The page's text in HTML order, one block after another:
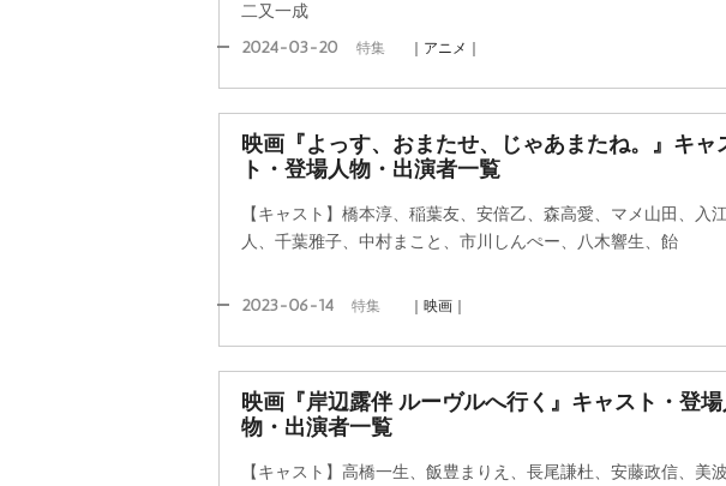
二又一成
2024-03-20 特集 ｜アニメ｜
映画『よっす、おまたせ、じゃあまたね。』キャ
ト・登場人物・出演者一覧
【キャスト】橋本淳、稲葉友、安倍乙、森高愛、マメ山田、入
人、千葉雅子、中村まこと、市川しんぺー、八木響生、飴
2023-06-14 特集 ｜映画｜
映画『岸辺露伴 ルーヴルへ行く』キャスト・登場
物・出演者一覧
【キャスト】高橋一生、飯豊まりえ、長尾謙杜、安藤政信、美